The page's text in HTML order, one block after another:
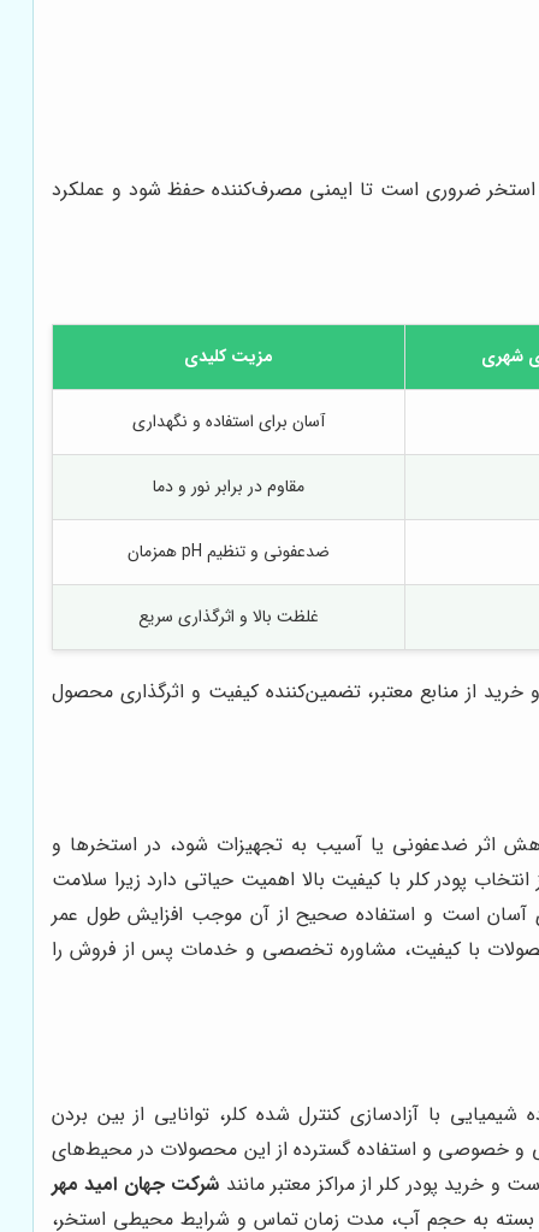
استخر ضروری است تا ایمنی مصرف‌کننده حفظ شود و عملکرد
شهری مزیت کلیدی
آسان برای استفاده و نگهداری
مقاوم در برابر نور و دما
ضدعفونی و تنظیم pH همزمان
غلظت بالا و اثرگذاری سریع
از منابع معتبر، تضمین‌کننده کیفیت و اثرگذاری محصول
اثر ضدعفونی یا آسیب به تجهیزات شود، در استخرها و
پودر کلر با کیفیت بالا اهمیت حیاتی دارد زیرا سلامت
آسان است و استفاده صحیح از آن موجب افزایش طول عمر
با کیفیت، مشاوره تخصصی و خدمات پس از فروش را
با آزادسازی کنترل شده کلر، توانایی از بین بردن
و خصوصی و استفاده گسترده از این محصولات در محیط‌های
خرید پودر کلر از مراکز معتبر مانند شرکت جهان امید مهر
بسته به حجم آب، مدت زمان تماس و شرایط محیطی استخر،